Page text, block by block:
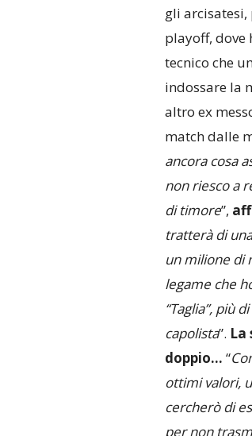
gli
playoff, dove
tecnico che
indossare la
altro ex
match dalle
ancora cosa
non riesco a
di timore”,
tratterà di
un milione di
legame che
“Taglia”, più
capolista”. La
doppio… “
ottimi valori,
cercherò di
per non